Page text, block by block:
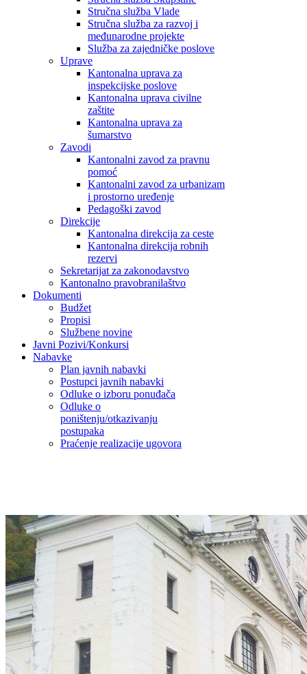
Stručna služba Vlade
Stručna služba za razvoj i
međunarodne projekte
Služba za zajedničke poslove
Uprave
Kantonalna uprava za
inspekcijske poslove
Kantonalna uprava civilne
zaštite
Kantonalna uprava za
šumarstvo
Zavodi
Kantonalni zavod za pravnu
pomoć
Kantonalni zavod za urbanizam
i prostorno uređenje
Pedagoški zavod
Direkcije
Kantonalna direkcija za ceste
Kantonalna direkcija robnih
rezervi
Sekretarijat za zakonodavstvo
Kantonalno pravobranilaštvo
Dokumenti
Budžet
Propisi
Službene novine
Javni Pozivi/Konkursi
Nabavke
Plan javnih nabavki
Postupci javnih nabavki
Odluke o izboru ponuđača
Odluke o
poništenju/otkazivanju
postupaka
Praćenje realizacije ugovora